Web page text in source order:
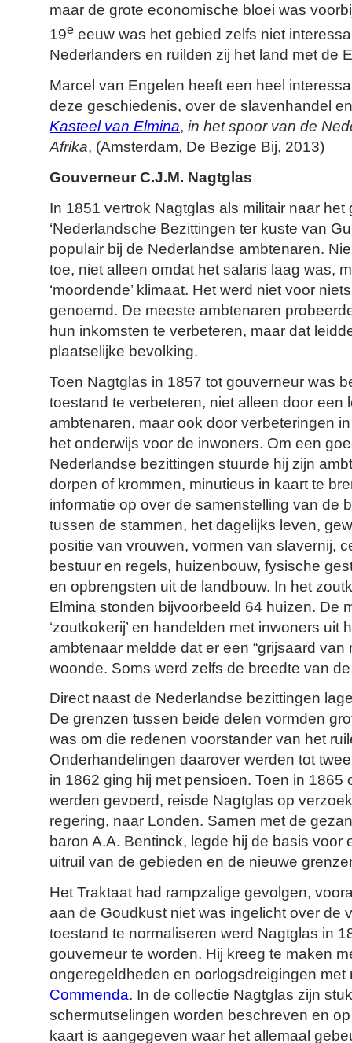
maar de grote economische bloei was
19e eeuw was het gebied zelfs niet
Nederlanders en ruilden zij het land met de
Marcel van Engelen heeft een heel
deze geschiedenis, over de slavenhandel
Kasteel van Elmina, in het spoor van de
Afrika, (Amsterdam, De Bezige Bij, 2013)
Gouverneur C.J.M. Nagtglas
In 1851 vertrok Nagtglas als militair naar het
‘Nederlandsche Bezittingen ter kuste van
populair bij de Nederlandse ambtenaren.
toe, niet alleen omdat het salaris laag was,
‘moordende’ klimaat. Het werd niet voor
genoemd. De meeste ambtenaren
hun inkomsten te verbeteren, maar dat
plaatselijke bevolking.
Toen Nagtglas in 1857 tot gouverneur was
toestand te verbeteren, niet alleen door een
ambtenaren, maar ook door verbeteringen
het onderwijs voor de inwoners. Om een
Nederlandse bezittingen stuurde hij zijn
dorpen of krommen, minutieus in kaart te
informatie op over de samenstelling van de
tussen de stammen, het dagelijks leven,
positie van vrouwen, vormen van slavernij,
bestuur en regels, huizenbouw, fysische
en opbrengsten uit de landbouw. In het
Elmina stonden bijvoorbeeld 64 huizen. De
‘zoutkokerij’ en handelden met inwoners uit
ambtenaar meldde dat er een “grijsaard van
woonde. Soms werd zelfs de breedte van
Direct naast de Nederlandse bezittingen
De grenzen tussen beide delen vormden
was om die redenen voorstander van het
Onderhandelingen daarover werden tot
in 1862 ging hij met pensioen. Toen in 1865
werden gevoerd, reisde Nagtglas op
regering, naar Londen. Samen met de
baron A.A. Bentinck, legde hij de basis voor
uitruil van de gebieden en de nieuwe
Het Traktaat had rampzalige gevolgen,
aan de Goudkust niet was ingelicht over de
toestand te normaliseren werd Nagtglas in
gouverneur te worden. Hij kreeg te maken
ongeregeldheden en oorlogsdreigingen met
Commenda. In de collectie Nagtglas zijn
schermutselingen worden beschreven en
kaart is aangegeven waar het allemaal